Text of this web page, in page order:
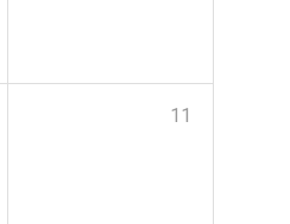
11